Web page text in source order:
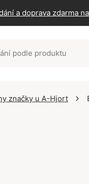
a doprava zdarma
značky u A-Hjort